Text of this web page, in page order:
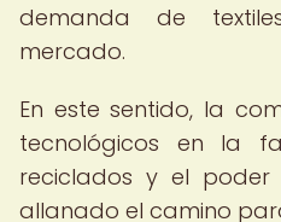
demanda de
mercado.
En este sentido, la
tecnológicos en la
reciclados y el
allanado el camino